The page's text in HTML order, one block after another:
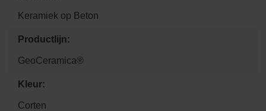
Keramiek op Beton
Productlijn:
GeoCeramica®
Kleur:
Corten